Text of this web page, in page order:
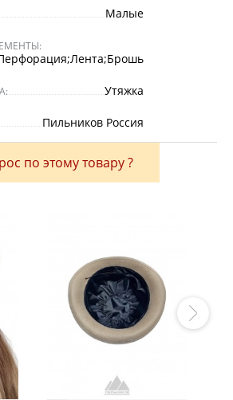
Малые
Утяжка
Пильников Россия
по этому товару ?